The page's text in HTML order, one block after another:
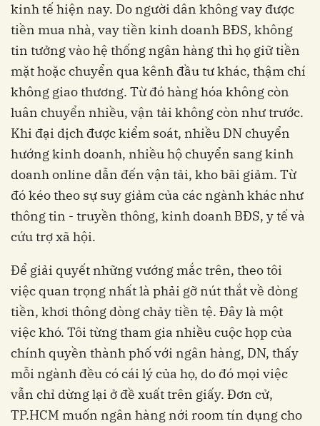
kinh tế hiện nay. Do người dân không vay được
tiền mua nhà, vay tiền kinh doanh BĐS, không
tin tưởng vào hệ thống ngân hàng thì họ giữ tiền
mặt hoặc chuyển qua kênh đầu tư khác, thậm chí
không giao thương. Từ đó hàng hóa không còn
luân chuyển nhiều, vận tải không còn như trước.
Khi đại dịch được kiểm soát, nhiều DN chuyển
hướng kinh doanh, nhiều hộ chuyển sang kinh
doanh online dẫn đến vận tải, kho bãi giảm. Từ
đó kéo theo sự suy giảm của các ngành khác như
thông tin - truyền thông, kinh doanh BĐS, y tế và
cứu trợ xã hội.
Để giải quyết những vướng mắc trên, theo tôi
việc quan trọng nhất là phải gỡ nút thắt về dòng
tiền, khơi thông dòng chảy tiền tệ. Đây là một
việc khó. Tôi từng tham gia nhiều cuộc họp của
chính quyền thành phố với ngân hàng, DN, thấy
mỗi ngành đều có cái lý của họ, do đó mọi việc
vẫn chỉ dừng lại ở đề xuất trên giấy. Đơn cử,
TP.HCM muốn ngân hàng nới room tín dụng cho